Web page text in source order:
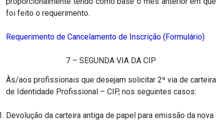
foi feito o requerimento.
Requerimento de Cancelamento de Inscrição (Formulário)
7 – SEGUNDA VIA DA CIP
Às/aos profissionais que desejam solicitar 2º via de carteira
de Identidade Profissional – CIP, nos seguintes casos:
Devolução da carteira antiga de papel para emissão da nova